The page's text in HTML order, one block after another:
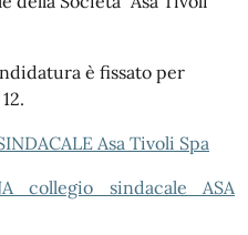
è fissato per
Asa Tivoli Spa
collegio sindacale ASA